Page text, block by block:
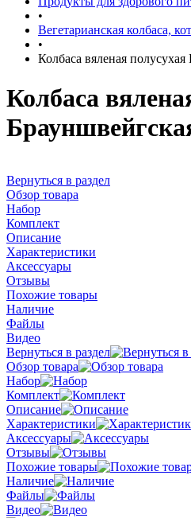
•
Вегетарианская колбаса,
•
Колбаса вяленая
Колбаса
Вернуться в раздел
Обзор товара
Набор
Комплект
Описание
Характеристики
Аксессуары
Отзывы
Похожие товары
Наличие
Файлы
Видео
Вернуться в раздел
Обзор товара
Набор
Комплект
Описание
Характеристики
Аксессуары
Отзывы
Похожие товары
Наличие
Файлы
Видео